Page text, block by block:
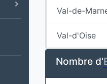
Val-de-
Val-d'Oise
Nombre d'